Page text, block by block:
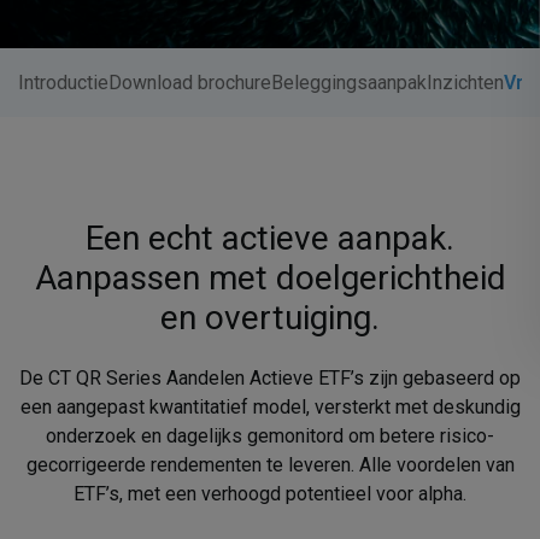
IntroductieDownload brochureBeleggingsaanpakInzichten
Een echt actieve aanpak.
Aanpassen met doelgerichtheid
en overtuiging.
De CT QR Series Aandelen Actieve ETF’s zijn gebaseerd op
een aangepast kwantitatief model, versterkt met deskundig
onderzoek en dagelijks gemonitord om betere risico-
gecorrigeerde rendementen te leveren. Alle voordelen van
ETF’s, met een verhoogd potentieel voor alpha.